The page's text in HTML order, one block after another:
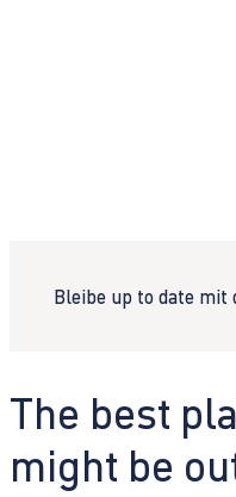
Bleibe up to date mit
The best
might be